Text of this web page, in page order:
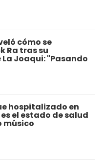
cómo se
Ra tras su
Joaqui: "Pasando
hospitalizado en
el estado de salud
músico